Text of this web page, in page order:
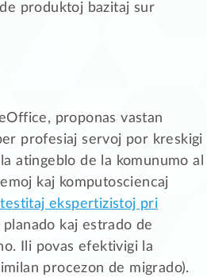
produktoj bazitaj sur
proponas vastan
profesiaj servoj por kreskigi
atingeblo de la komunumo al
kaj komputosciencaj
ekspertizistoj pri
kaj estrado de
Ili povas efektivigi la
procezon de migrado).